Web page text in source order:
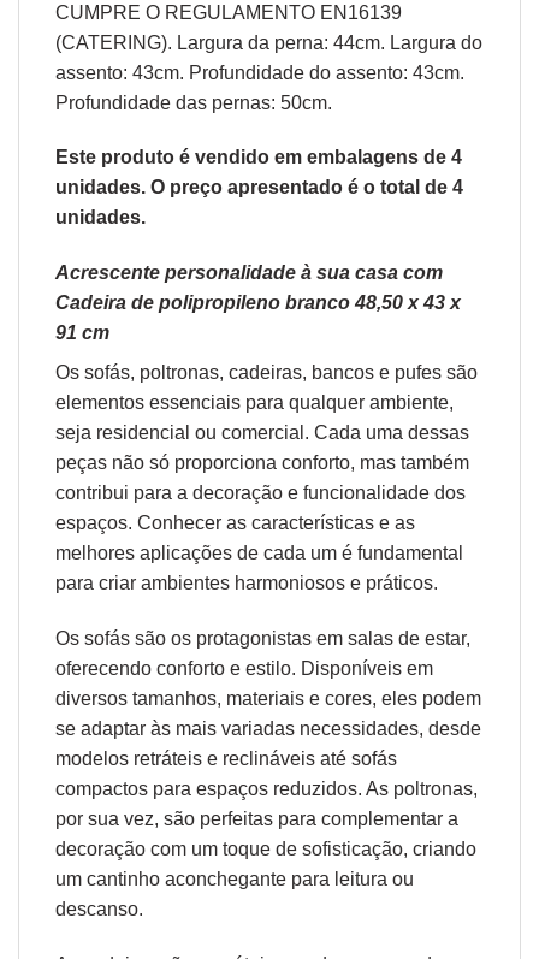
CUMPRE O REGULAMENTO EN16139
(CATERING). Largura da perna: 44cm. Largura do
assento: 43cm. Profundidade do assento: 43cm.
Profundidade das pernas: 50cm.
Este produto é vendido em embalagens de 4
unidades. O preço apresentado é o total de 4
unidades.
Acrescente personalidade à sua casa com
Cadeira de polipropileno branco 48,50 x 43 x
91 cm
Os sofás, poltronas, cadeiras, bancos e pufes são
elementos essenciais para qualquer ambiente,
seja residencial ou comercial. Cada uma dessas
peças não só proporciona conforto, mas também
contribui para a decoração e funcionalidade dos
espaços. Conhecer as características e as
melhores aplicações de cada um é fundamental
para criar ambientes harmoniosos e práticos.
Os sofás são os protagonistas em salas de estar,
oferecendo conforto e estilo. Disponíveis em
diversos tamanhos, materiais e cores, eles podem
se adaptar às mais variadas necessidades, desde
modelos retráteis e reclináveis até sofás
compactos para espaços reduzidos. As poltronas,
por sua vez, são perfeitas para complementar a
decoração com um toque de sofisticação, criando
um cantinho aconchegante para leitura ou
descanso.